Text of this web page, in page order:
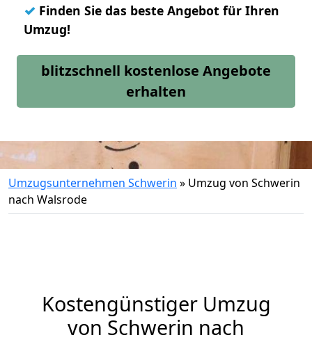
✓ Finden Sie das beste Angebot für Ihren
Umzug!
blitzschnell kostenlose Angebote
erhalten
Umzugsunternehmen Schwerin » Umzug von Schwerin
nach Walsrode
Kostengünstiger Umzug
von Schwerin nach